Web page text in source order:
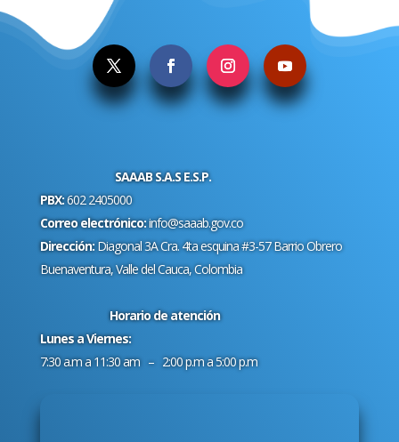
SAAAB S.A.S E.S.P.
PBX:602 2405000
Correo electrónico:info@saaab.gov.co
Dirección:Diagonal 3A Cra. 4ta esquina #3-57 Barrio Obrero
Buenaventura, Valle del Cauca, Colombia
Horario de atención
Lunes a Viernes:
7:30 a.m a 11:30 am – 2:00 p.m a 5:00 p.m